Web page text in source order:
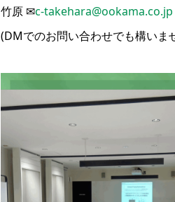
竹原 ✉c-takehara@ookama.co.jp
(DMでのお問い合わせでも構い